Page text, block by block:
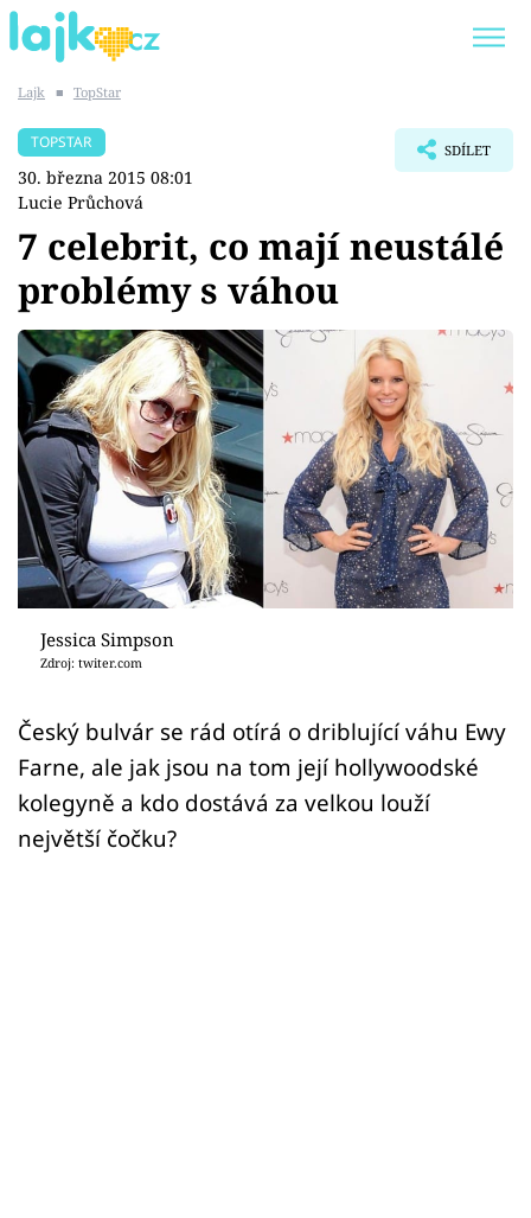
SHOPAHOLICADEL
Témata
Showbyznys
Youtubeři
Virály
Sex a vztahy
Videa
Sledujte prima+
Přihlášení
Sledujte nás
Lajk ■ TopStar
TOPSTAR
30. března 2015 08:01
Lucie Průchová
SDÍLET
7 celebrit, co mají neustálé
problémy s váhou
Jessica Simpson
Zdroj: twiter.com
Český bulvár se rád otírá o driblující váhu Ewy
Farne, ale jak jsou na tom její hollywoodské
kolegyně a kdo dostává za velkou louží
největší čočku?